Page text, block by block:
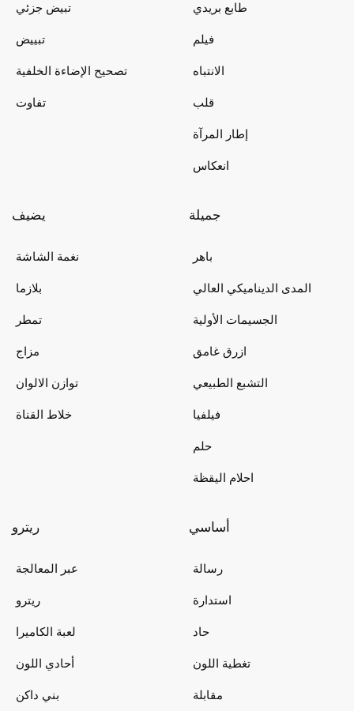
تبيض جزئي
تبييض
تصحيح الإضاءة الخلفية
تفاوت
طابع بريدي
فيلم
الانتباه
قلب
إطار المرآة
انعكاس
يضيف
نغمة الشاشة
بلازما
تمطر
مزاج
توازن الالوان
خلاط القناة
جميلة
باهر
المدى الديناميكي العالي
الجسيمات الأولية
ازرق غامق
التشبع الطبيعي
فيلفيا
حلم
احلام اليقظة
ريترو
عبر المعالجة
ريترو
لعبة الكاميرا
أحادي اللون
بني داكن
أساسي
رسالة
استدارة
حاد
تغطية اللون
مقابلة